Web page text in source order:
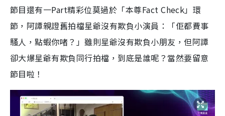
節目還有一Part精彩位莫過於「本尊Fact Check」環
節，阿譚親證舊拍檔星爺沒有欺負小演員：「佢都費事
騷人，點蝦你啫？」雖則星爺沒有欺負小朋友，但阿譚
卻大爆星爺有欺負同行拍檔，到底是誰呢？當然要留意
節目啦！